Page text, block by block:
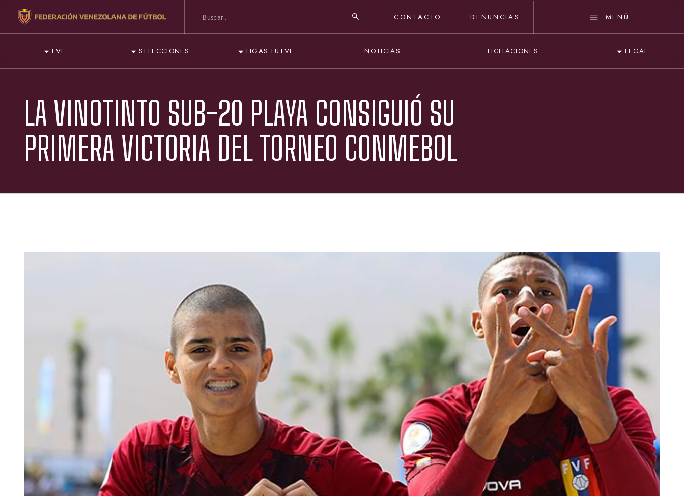
CONTACTO DENUNCIAS MENÚ
FVF SELECCIONES LIGAS FUTVE NOTICIAS LICITACIONES LEGAL
LA VINOTINTO SUB-20 PLAYA CONSIGUIÓ SU
PRIMERA VICTORIA DEL TORNEO CONMEBOL